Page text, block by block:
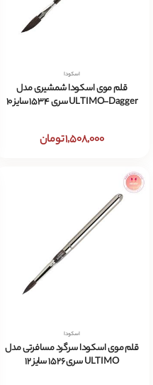
اسکودا
قلم موی اسکودا شمشیری مدل
ULTIMO-Dagger سری 1534 سایز 10
1,508,000 تومان
اسکودا
قلم موی اسکودا سرگرد مسافرتی مدل
ULTIMO سری 1526 سایز 12